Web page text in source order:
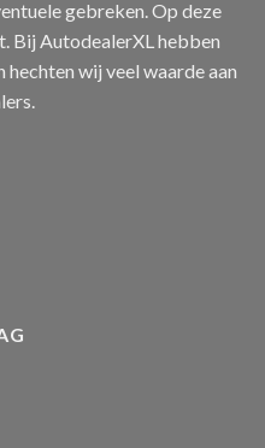
gebreken. Op deze
Bij AutodealerXL hebben
wij veel waarde aan